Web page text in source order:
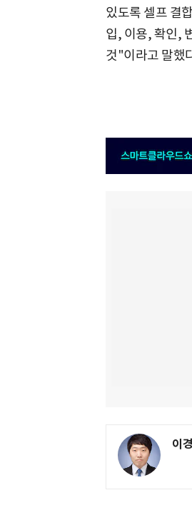
있도록 셀프 결
입, 이용, 확인,
것"이라고 말했
이